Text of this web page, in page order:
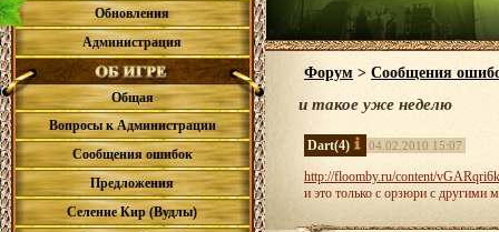
Обновления
Администрация
Общая
Вопросы к Администрации
Сообщения ошибок
Предложения
Селение Кир (Вудлы)
Форум > Сообщения
и такое уже неделю
Dart(4) 04.02.2010 15:07
http://floomby.ru/content/
и это только с орзюри с другими